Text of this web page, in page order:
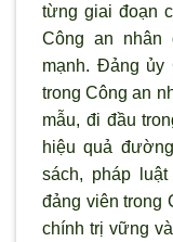
từng giai đoạn
Công an nhân
mạnh. Đảng ủy
trong Công an
mẫu, đi đầu
hiệu quả
sách, pháp
đảng viên trong
chính trị vững